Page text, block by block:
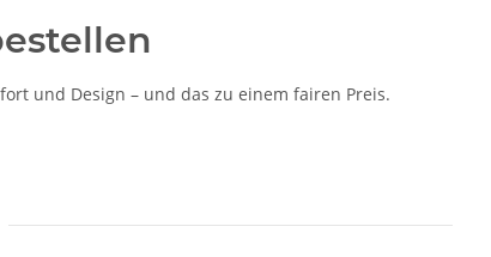
und Design – und das zu einem fairen Preis.